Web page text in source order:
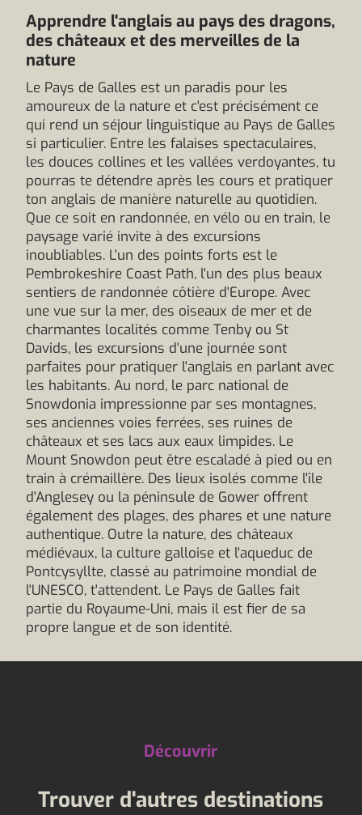
Apprendre l'anglais au pays des dragons,
des châteaux et des merveilles de la
nature
Le Pays de Galles est un paradis pour les
amoureux de la nature et c'est précisément ce
qui rend un séjour linguistique au Pays de Galles
si particulier. Entre les falaises spectaculaires,
les douces collines et les vallées verdoyantes, tu
pourras te détendre après les cours et pratiquer
ton anglais de manière naturelle au quotidien.
Que ce soit en randonnée, en vélo ou en train, le
paysage varié invite à des excursions
inoubliables. L'un des points forts est le
Pembrokeshire Coast Path, l'un des plus beaux
sentiers de randonnée côtière d'Europe. Avec
une vue sur la mer, des oiseaux de mer et de
charmantes localités comme Tenby ou St
Davids, les excursions d'une journée sont
parfaites pour pratiquer l'anglais en parlant avec
les habitants. Au nord, le parc national de
Snowdonia impressionne par ses montagnes,
ses anciennes voies ferrées, ses ruines de
châteaux et ses lacs aux eaux limpides. Le
Mount Snowdon peut être escaladé à pied ou en
train à crémaillère. Des lieux isolés comme l'île
d'Anglesey ou la péninsule de Gower offrent
également des plages, des phares et une nature
authentique. Outre la nature, des châteaux
médiévaux, la culture galloise et l'aqueduc de
Pontcysyllte, classé au patrimoine mondial de
l'UNESCO, t'attendent. Le Pays de Galles fait
partie du Royaume-Uni, mais il est fier de sa
propre langue et de son identité.
Découvrir
Trouver d'autres destinations